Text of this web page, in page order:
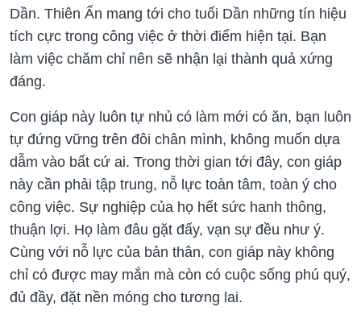
Dần. Thiên Ấn mang tới cho tuổi Dần những tín hiệu
tích cực trong công việc ở thời điểm hiện tại. Bạn
làm việc chăm chỉ nên sẽ nhận lại thành quả xứng
đáng.
Con giáp này luôn tự nhủ có làm mới có ăn, bạn luôn
tự đứng vững trên đôi chân mình, không muốn dựa
dẫm vào bất cứ ai. Trong thời gian tới đây, con giáp
này cần phải tập trung, nỗ lực toàn tâm, toàn ý cho
công việc. Sự nghiệp của họ hết sức hanh thông,
thuận lợi. Họ làm đâu gặt đấy, vạn sự đều như ý.
Cùng với nỗ lực của bản thân, con giáp này không
chỉ có được may mắn mà còn có cuộc sống phú quý,
đủ đầy, đặt nền móng cho tương lai.